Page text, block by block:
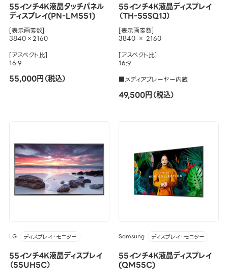
55インチ4K液晶タッチパネル
ディスプレイ(PN-LM551)
[表示画素数]
3840×2160
[アスペクト比]
16:9
55,000円（税込）
55インチ4K液晶ディスプレイ
（TH-55SQ1J）
[表示画素数]
3840 × 2160
[アスペクト比]
16:9
■メディアプレーヤー内蔵
49,500円（税込）
LG ディスプレイ・モニター
55インチ4K液晶ディスプレイ
（55UH5C）
Samsung ディスプレイ・モニター
55インチ4K液晶ディスプレイ
(QM55C)